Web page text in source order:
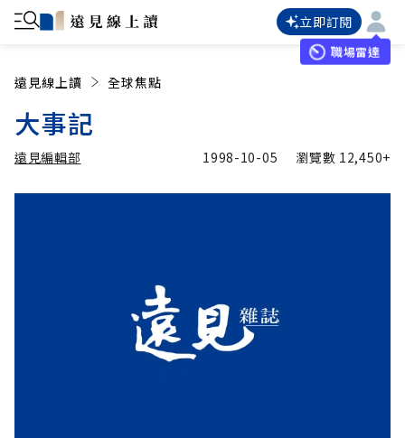
立即訂閱
職場雷達
遠見線上讀 全球焦點
大事記
遠見編輯部 1998-10-05 瀏覽數 12,450+